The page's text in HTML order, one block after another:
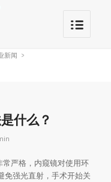
新闻 >
什么？
严格，内窥镜对使用环
免强光直射，手术开始关